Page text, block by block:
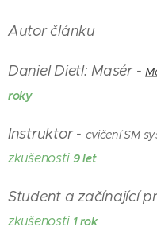
Autor článku
Daniel Dietl: Masér -
roky
Instruktor - cvičení SM
zkušenosti 9let
Student a začínající
zkušenosti 1rok